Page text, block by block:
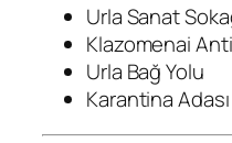
Urla Sanat
Klazomenai
Urla Bağ Yolu
Karantina Adası